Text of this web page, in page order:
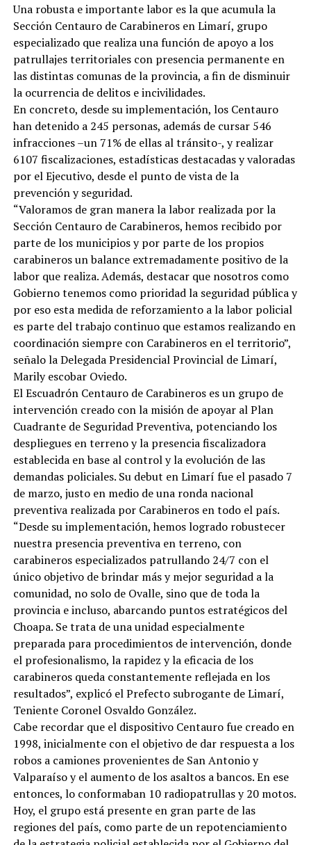
Una robusta e importante labor es la que acumula la
Sección Centauro de Carabineros en Limarí, grupo
especializado que realiza una función de apoyo a los
patrullajes territoriales con presencia permanente en
las distintas comunas de la provincia, a fin de disminuir
la ocurrencia de delitos e incivilidades.
En concreto, desde su implementación, los Centauro
han detenido a 245 personas, además de cursar 546
infracciones –un 71% de ellas al tránsito-, y realizar
6107 fiscalizaciones, estadísticas destacadas y valoradas
por el Ejecutivo, desde el punto de vista de la
prevención y seguridad.
“Valoramos de gran manera la labor realizada por la
Sección Centauro de Carabineros, hemos recibido por
parte de los municipios y por parte de los propios
carabineros un balance extremadamente positivo de la
labor que realiza. Además, destacar que nosotros como
Gobierno tenemos como prioridad la seguridad pública y
por eso esta medida de reforzamiento a la labor policial
es parte del trabajo continuo que estamos realizando en
coordinación siempre con Carabineros en el territorio”,
señalo la Delegada Presidencial Provincial de Limarí,
Marily escobar Oviedo.
El Escuadrón Centauro de Carabineros es un grupo de
intervención creado con la misión de apoyar al Plan
Cuadrante de Seguridad Preventiva, potenciando los
despliegues en terreno y la presencia fiscalizadora
establecida en base al control y la evolución de las
demandas policiales. Su debut en Limarí fue el pasado 7
de marzo, justo en medio de una ronda nacional
preventiva realizada por Carabineros en todo el país.
“Desde su implementación, hemos logrado robustecer
nuestra presencia preventiva en terreno, con
carabineros especializados patrullando 24/7 con el
único objetivo de brindar más y mejor seguridad a la
comunidad, no solo de Ovalle, sino que de toda la
provincia e incluso, abarcando puntos estratégicos del
Choapa. Se trata de una unidad especialmente
preparada para procedimientos de intervención, donde
el profesionalismo, la rapidez y la eficacia de los
carabineros queda constantemente reflejada en los
resultados”, explicó el Prefecto subrogante de Limarí,
Teniente Coronel Osvaldo González.
Cabe recordar que el dispositivo Centauro fue creado en
1998, inicialmente con el objetivo de dar respuesta a los
robos a camiones provenientes de San Antonio y
Valparaíso y el aumento de los asaltos a bancos. En ese
entonces, lo conformaban 10 radiopatrullas y 20 motos.
Hoy, el grupo está presente en gran parte de las
regiones del país, como parte de un repotenciamiento